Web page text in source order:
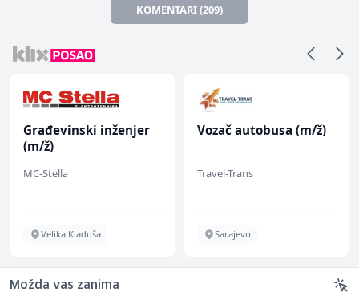
KOMENTARI (209)
Građevinski inženjer
(m/ž)
MC-Stella
Velika Kladuša
Vozač autobusa (m/ž)
Travel-Trans
Sarajevo
Možda vas zanima